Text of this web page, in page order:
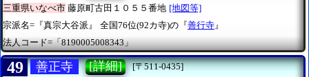
三重県いなべ市 藤原町古田１０５５番地 [地図等]
宗派名=『真宗大谷派』
全国76位(92カ寺)の『善行寺』
法人コード=「8190005008343」
49 善正寺 [詳細]
[〒511-0435]